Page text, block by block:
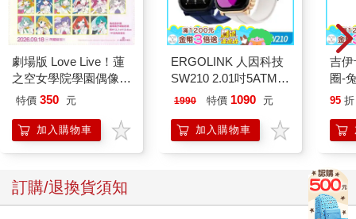
劇場版 Love Live！蓮
之空女學院學園偶像俱
樂部 Bloom Garden
特價 350 元
加入購物車
ERGOLINK 人因科技
SW210 2.01吋5ATM游
泳心率血氧藍牙通話腕
1990 特價 1090 元
加入購物車
吉伊卡哇
圈-
95 折
訂購/退換貨須知